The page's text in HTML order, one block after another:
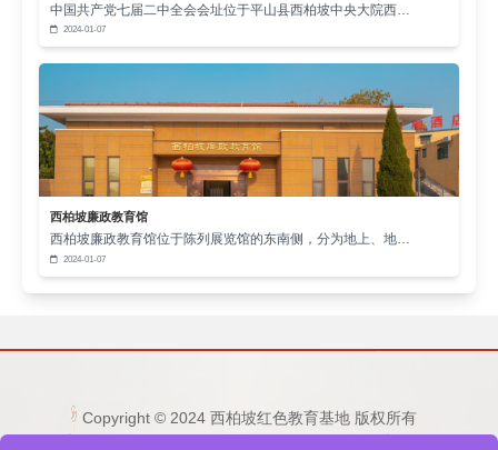
伟业贡献自己的青春力量。高校应充分挖掘文化资
源，以中华优秀传统文化、革命文化和社会主义先进
力。中华优秀传统文化源远流长、博大精深，蕴含着
丰富的思想道德资源和智慧结晶，如“仁义礼智信”等价
值观，为培养学生的道德品质和人文素养提供了深厚
的滋养。革命文化是激励学生坚定理想信念、传承红
色基因的重要教材。社会主义先进文化能够引导学生
紧跟时代步伐，树立正确的世界观、人生观、价值
化建设，让学生在潜移默化中接受文化的熏陶，增强
的文化自信和社会责任感。
中国共产党七届二中全会会址位于平山县西柏坡中央大院西…
2024-01-07
西柏坡廉政教育馆
西柏坡廉政教育馆位于陈列展览馆的东南侧，分为地上、地…
2024-01-07
Copyright © 2024 西柏坡红色教育基地 版权所有